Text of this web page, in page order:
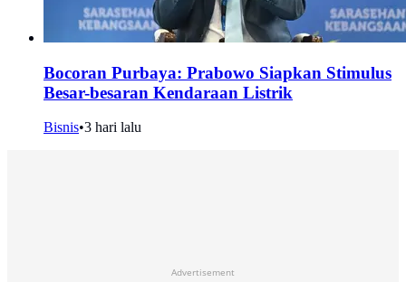
Bocoran Purbaya: Prabowo Siapkan Stimulus
Besar-besaran Kendaraan Listrik
Bisnis•3 hari lalu
Advertisement